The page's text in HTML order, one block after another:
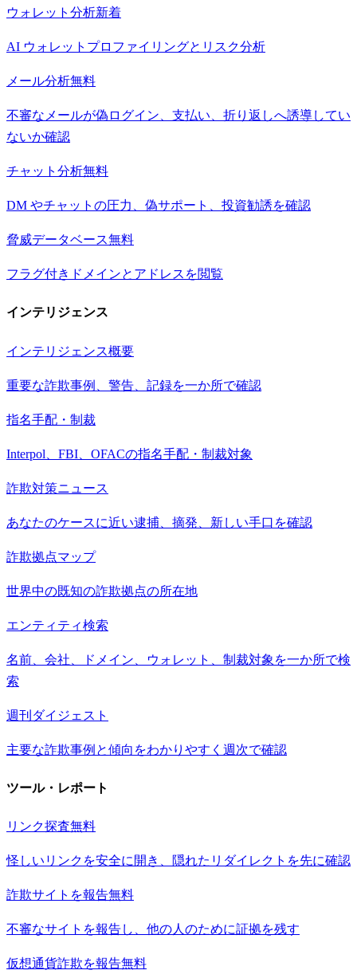
ウォレット分析新着
AI ウォレットプロファイリングとリスク分析
メール分析無料
不審なメールが偽ログイン、支払い、折り返しへ誘導してい
ないか確認
チャット分析無料
DM やチャットの圧力、偽サポート、投資勧誘を確認
脅威データベース無料
フラグ付きドメインとアドレスを閲覧
インテリジェンス
インテリジェンス概要
重要な詐欺事例、警告、記録を一か所で確認
指名手配・制裁
Interpol、FBI、OFACの指名手配・制裁対象
詐欺対策ニュース
あなたのケースに近い逮捕、摘発、新しい手口を確認
詐欺拠点マップ
世界中の既知の詐欺拠点の所在地
エンティティ検索
名前、会社、ドメイン、ウォレット、制裁対象を一か所で検
索
週刊ダイジェスト
主要な詐欺事例と傾向をわかりやすく週次で確認
ツール・レポート
リンク探査無料
怪しいリンクを安全に開き、隠れたリダイレクトを先に確認
詐欺サイトを報告無料
不審なサイトを報告し、他の人のために証拠を残す
仮想通貨詐欺を報告無料